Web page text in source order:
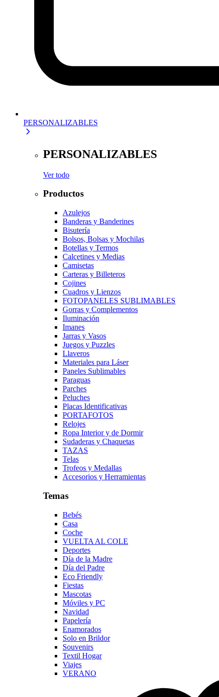
PERSONALIZABLES
PERSONALIZABLES
Ver todo
Productos
Azulejos
Banderas y Banderines
Bisutería
Bolsos, Bolsas y Mochilas
Botellas y Termos
Calcetines y Medias
Camisetas
Carteras y Billeteros
Cojines
Cuadros y Lienzos
FOTOPANELES SUBLIMABLES
Gorras y Complementos
Iluminación
Imanes
Jarras y Vasos
Juegos y Puzzles
Llaveros
Materiales para Láser
Paneles Sublimables
Paraguas
Parches
Peluches
Placas Identificativas
PORTAFOTOS
Relojes
Ropa Interior y de Dormir
Sudaderas y Chaquetas
TAZAS
Telas
Trofeos y Medallas
Accesorios y Herramientas
Temas
Bebés
Casa
Coche
VUELTA AL COLE
Deportes
Día de la Madre
Día del Padre
Eco Friendly
Fiestas
Mascotas
Móviles y PC
Navidad
Papelería
Enamorados
Solo en Brildor
Souvenirs
Textil Hogar
Viajes
VERANO